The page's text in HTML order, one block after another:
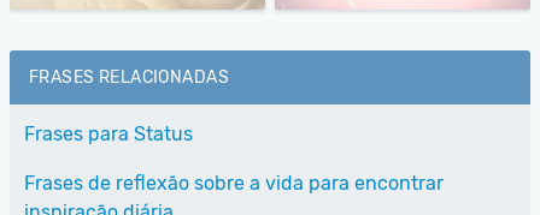
FRASES RELACIONADAS
Frases para Status
Frases de reflexão sobre a vida para encontrar